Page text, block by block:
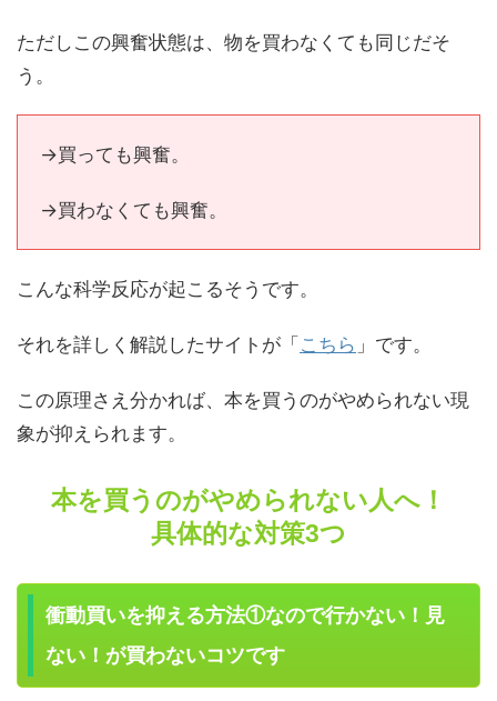
ただしこの興奮状態は、物を買わなくても同じだそ
う。
→買っても興奮。
→買わなくても興奮。
こんな科学反応が起こるそうです。
それを詳しく解説したサイトが「 こちら 」です。
この原理さえ分かれば、本を買うのがやめられない現
象が抑えられます。
本を買うのがやめられない人へ！
具体的な対策3つ
衝動買いを抑える方法①なので行かない！見
ない！が買わないコツです